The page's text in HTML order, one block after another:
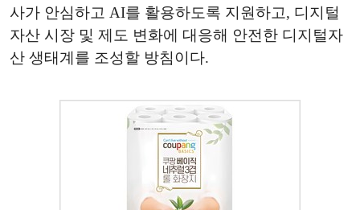
사가 안심하고 AI를 활용하도록 지원하고, 디지털
자산 시장 및 제도 변화에 대응해 안전한 디지털자
산 생태계를 조성할 방침이다.